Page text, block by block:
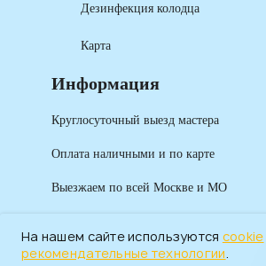
Дезинфекция колодца
Карта
Информация
Круглосуточный выезд мастера
Оплата наличными и по карте
Выезжаем по всей Москве и МО
На нашем сайте используются cookie
рекомендательные технологии.